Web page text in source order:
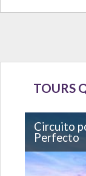
TOURS
Circuito
Perfecto
Es uno de
hacer para